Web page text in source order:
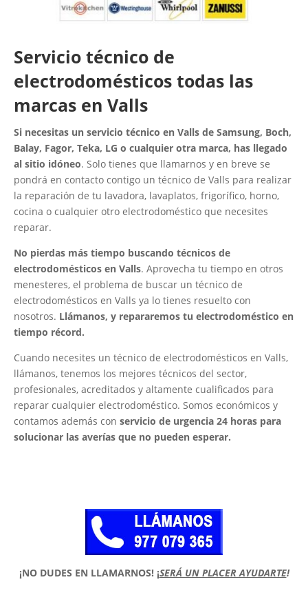
Servicio técnico de
electrodomésticos todas las
marcas en Valls
Si necesitas un servicio técnico en Valls de Samsung, Boch,
Balay, Fagor, Teka, LG o cualquier otra marca, has llegado
al sitio idóneo. Solo tienes que llamarnos y en breve se
pondrá en contacto contigo un técnico de Valls para realizar
la reparación de tu lavadora, lavaplatos, frigorífico, horno,
cocina o cualquier otro electrodoméstico que necesites
reparar.
No pierdas más tiempo buscando técnicos de
electrodomésticos en Valls. Aprovecha tu tiempo en otros
menesteres, el problema de buscar un técnico de
electrodomésticos en Valls ya lo tienes resuelto con
nosotros. Llámanos, y repararemos tu electrodoméstico en
tiempo récord.
Cuando necesites un técnico de electrodomésticos en Valls,
llámanos, tenemos los mejores técnicos del sector,
profesionales, acreditados y altamente cualificados para
reparar cualquier electrodoméstico. Somos económicos y
contamos además con servicio de urgencia 24 horas para
solucionar las averías que no pueden esperar.
¡NO DUDES EN LLAMARNOS! ¡SERÁ UN PLACER AYUDARTE!